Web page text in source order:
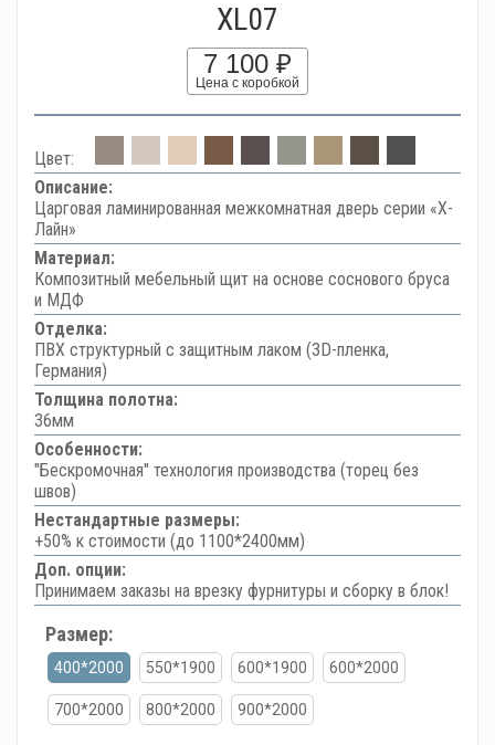
XL07
7 100 ₽
Цена с коробкой
Цвет:
Описание:
Царговая ламинированная межкомнатная дверь серии «Х-
Лайн»
Материал:
Композитный мебельный щит на основе соснового бруса
и МДФ
Отделка:
ПВХ структурный с защитным лаком (3D-пленка,
Германия)
Толщина полотна:
36мм
Особенности:
"Бескромочная" технология производства (торец без
швов)
Нестандартные размеры:
+50% к стоимости (до 1100*2400мм)
Доп. опции:
Принимаем заказы на врезку фурнитуры и сборку в блок!
Размер:
400*2000 550*1900 600*1900 600*2000
700*2000 800*2000 900*2000